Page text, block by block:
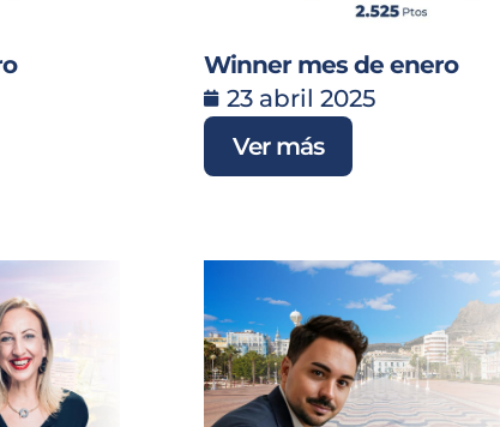
Winner mes de enero
23 abril 2025
Ver más